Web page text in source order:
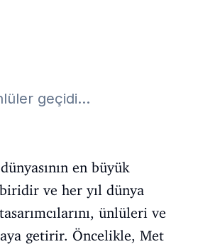
geçidi...
en büyük
ve her yıl dünya
ünlüleri ve
getirir. Öncelikle, Met